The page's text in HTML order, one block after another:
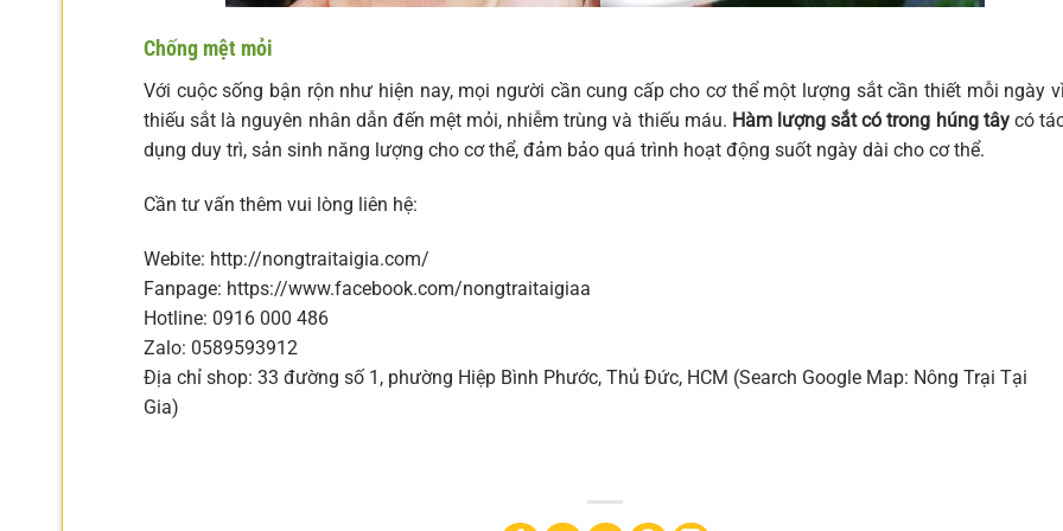
Chống mệt mỏi
Với cuộc sống bận rộn như hiện nay, mọi người cần cung cấp cho cơ thể một lượng sắt cần thiết mỗi ngày
thiếu sắt là nguyên nhân dẫn đến mệt mỏi, nhiễm trùng và thiếu máu. Hàm lượng sắt có trong húng tâycó
dụng duy trì, sản sinh năng lượng cho cơ thể, đảm bảo quá trình hoạt động suốt ngày dài cho cơ thể.
Cần tư vấn thêm vui lòng liên hệ:
Webite: http://nongtraitaigia.com/
Fanpage: https://www.facebook.com/nongtraitaigiaa
Hotline: 0916 000 486
Zalo: 0589593912
Địa chỉ shop: 33 đường số 1, phường Hiệp Bình Phước, Thủ Đức, HCM (Search Google Map: Nông Trại Tại
Gia)